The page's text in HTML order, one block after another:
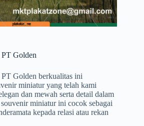
Golden
Golden berkualitas ini
miniatur yang telah kami
dan mewah serta detail dalam
miniatur ini cocok sebagai
kepada relasi atau rekan